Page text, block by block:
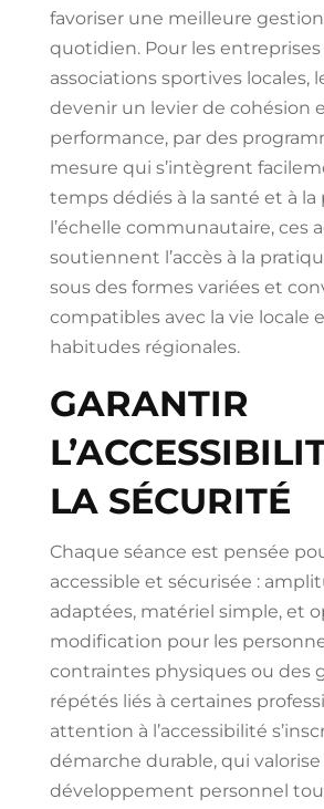
favoriser une meilleure
quotidien. Pour les entreprises
associations sportives locales,
devenir un levier de cohésion
performance, par des
mesure qui s’intègrent
temps dédiés à la santé et à la
l’échelle communautaire, ces
soutiennent l’accès à la
sous des formes variées et
compatibles avec la vie locale
habitudes régionales.
GARANTIR
LA SÉCURITÉ
Chaque séance est pensée
accessible et sécurisée :
adaptées, matériel simple, et
modification pour les
contraintes physiques ou des
répétés liés à certaines
attention à l’accessibilité
démarche durable, qui valorise
développement personnel